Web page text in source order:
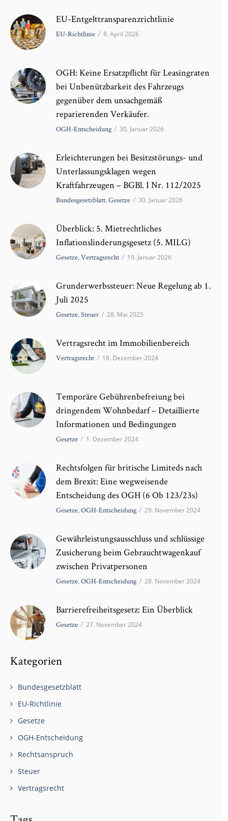
EU-Entgelttransparenzrichtlinie
EU-Richtlinie / 8. April 2026
OGH: Keine Ersatzpflicht für Leasingraten
bei Unbenützbarkeit des Fahrzeugs
gegenüber dem unsachgemäß
reparierenden Verkäufer.
OGH-Entscheidung / 30. Januar 2026
Erleichterungen bei Besitzstörungs- und
Unterlassungsklagen wegen
Kraftfahrzeugen – BGBl. I Nr. 112/2025
Bundesgesetzblatt,Gesetze / 30. Januar 2026
Überblick: 5. Mietrechtliches
Inflationslinderungsgesetz (5. MILG)
Gesetze,Vertragsrecht / 19. Januar 2026
Grunderwerbssteuer: Neue Regelung ab 1.
Juli 2025
Gesetze,Steuer / 28. Mai 2025
Vertragsrecht im Immobilienbereich
Vertragsrecht / 18. Dezember 2024
Temporäre Gebührenbefreiung bei
dringendem Wohnbedarf – Detaillierte
Informationen und Bedingungen
Gesetze / 1. Dezember 2024
Rechtsfolgen für britische Limiteds nach
dem Brexit: Eine wegweisende
Entscheidung des OGH (6 Ob 123/23s)
Gesetze,OGH-Entscheidung / 29. November 2024
Gewährleistungsausschluss und schlüssige
Zusicherung beim Gebrauchtwagenkauf
zwischen Privatpersonen
Gesetze,OGH-Entscheidung / 28. November 2024
Barrierefreiheitsgesetz: Ein Überblick
Gesetze / 27. November 2024
Kategorien
Bundesgesetzblatt
EU-Richtlinie
Gesetze
OGH-Entscheidung
Rechtsanspruch
Steuer
Vertragsrecht